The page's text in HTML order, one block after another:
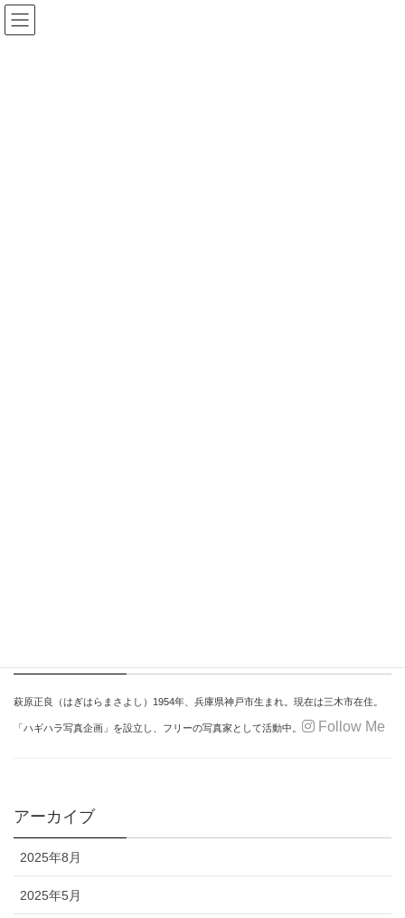
萩原正良 （はぎはらまさよし） 1954年、 兵庫県神戸市生まれ。 現在は三木市在住。
「ハギハラ写真企画」を設立し、 フリーの写真家として活動中。 Follow Me
アーカイブ
2025年8月
2025年5月